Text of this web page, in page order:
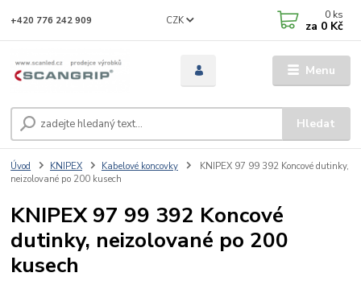
Menu
CZK
Hledat
+420 776 242 909 0 ks
za 0 Kč
Úvod KNIPEX Kabelové koncovky
KNIPEX 97 99 392 Koncové dutinky,
neizolované po 200 kusech
KNIPEX 97 99 392 Koncové
dutinky, neizolované po 200
kusech